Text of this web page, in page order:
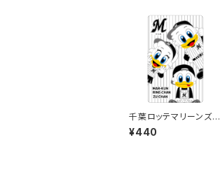
千葉ロッテマリーンズス
テッカー11
¥440